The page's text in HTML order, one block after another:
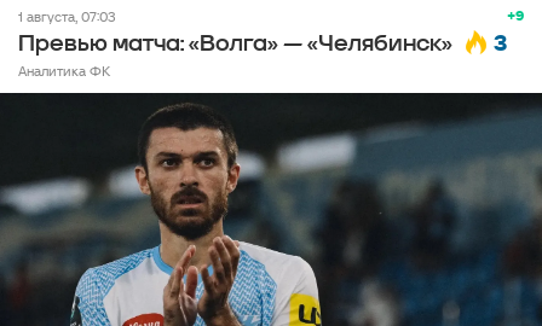
+9
1 августа, 07:03
Превью матча: «Волга» — «Челябинск» 3
Аналитика ФК